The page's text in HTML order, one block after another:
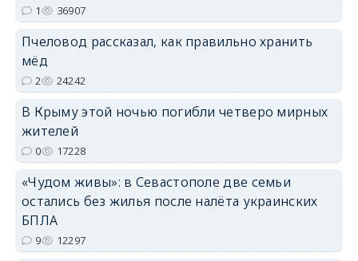
1 36907
Пчеловод рассказал, как правильно хранить
мёд
2 24242
В Крыму этой ночью погибли четверо мирных
жителей
0 17228
«Чудом живы»: в Севастополе две семьи
остались без жилья после налёта украинских
БПЛА
9 12297